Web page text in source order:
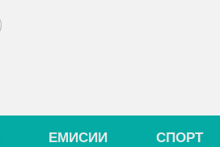
ЕМИСИИ СПОРТ